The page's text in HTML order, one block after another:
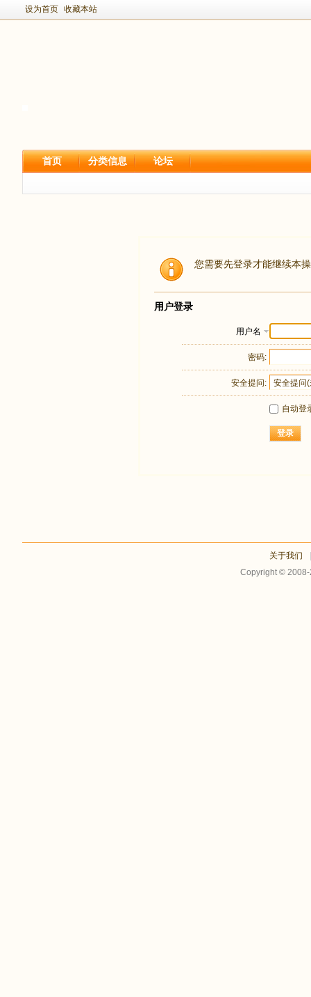
设为首页 收藏本站
首页 分类信息 论坛
您需要先登录才能继续本
用户登录
用户名
密码:
安全提问:
自动登
登录
关于我们
Copyright ©